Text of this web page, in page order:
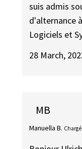
suis admis
d'alternance
Logiciels et
28 March,
MB
Manuella B.